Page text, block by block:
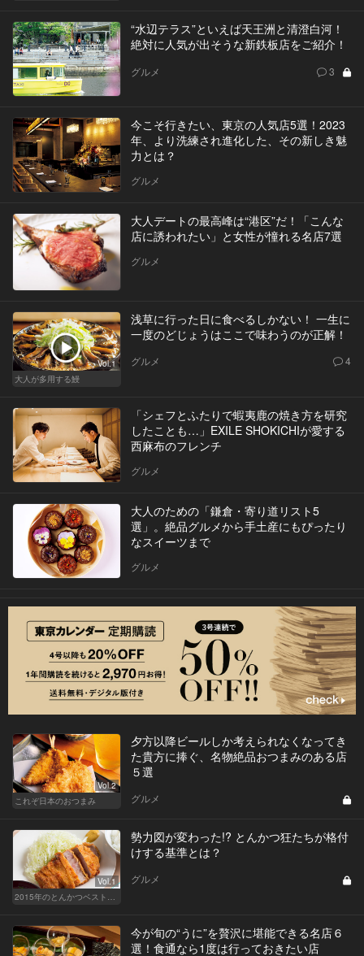
“水辺テラス”といえば天王洲と清澄白河！
絶対に人気が出そうな新鉄板店をご紹介！
グルメ 3
今こそ行きたい、東京の人気店5選！2023
年、より洗練され進化した、その新しき魅
力とは？
グルメ
大人デートの最高峰は“港区”だ！「こんな
店に誘われたい」と女性が憧れる名店7選
グルメ
Vol.1
大人が多用する鰻
浅草に行った日に食べるしかない！ 一生に
一度のどじょうはここで味わうのが正解！
グルメ 4
「シェフとふたりで蝦夷鹿の焼き方を研究
したことも…」EXILE SHOKICHIが愛する
西麻布のフレンチ
グルメ
大人のための「鎌倉・寄り道リスト5
選」。絶品グルメから手土産にもぴったり
なスイーツまで
グルメ
Vol.2
これぞ日本のおつまみ
夕方以降ビールしか考えられなくなってき
た貴方に捧ぐ、名物絶品おつまみのある店
５選
グルメ
Vol.1
2015年のとんかつベスト10を発表！
勢力図が変わった!? とんかつ狂たちが格付
けする基準とは？
グルメ
今が旬の“うに”を贅沢に堪能できる名店６
選！食通なら1度は行っておきたい店